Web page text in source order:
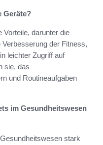
Geräte?
Vorteile, darunter die
der Fitness,
leichter Zugriff auf
sie, das
und Routineaufgaben
im Gesundheitswesen
stark